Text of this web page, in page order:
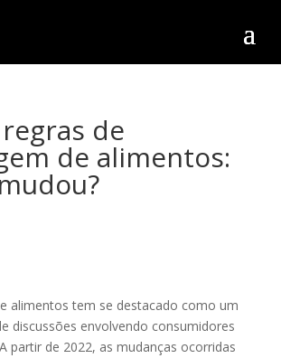
de
de alimentos:
alimentos tem se destacado como um
discussões envolvendo consumidores
partir de 2022, as mudanças ocorridas